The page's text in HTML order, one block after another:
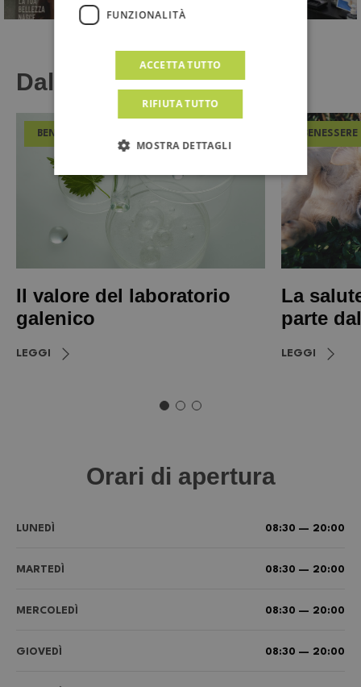
Dal Magazine
BENESSERE
Il valore del laboratorio
galenico
LEGGI
BENESSERE
La
parte
LEGGI
Orari di apertura
LUNEDÌ 08:30 — 20:00
MARTEDÌ 08:30 — 20:00
MERCOLEDÌ 08:30 — 20:00
GIOVEDÌ 08:30 — 20:00
FUNZIONALITÀ
ACCETTA TUTTO
RIFIUTA TUTTO
MOSTRA DETTAGLI